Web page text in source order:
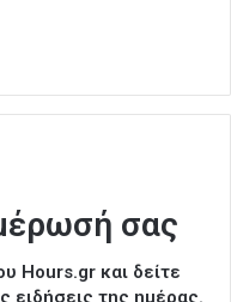
σας
Hours.gr και δείτε